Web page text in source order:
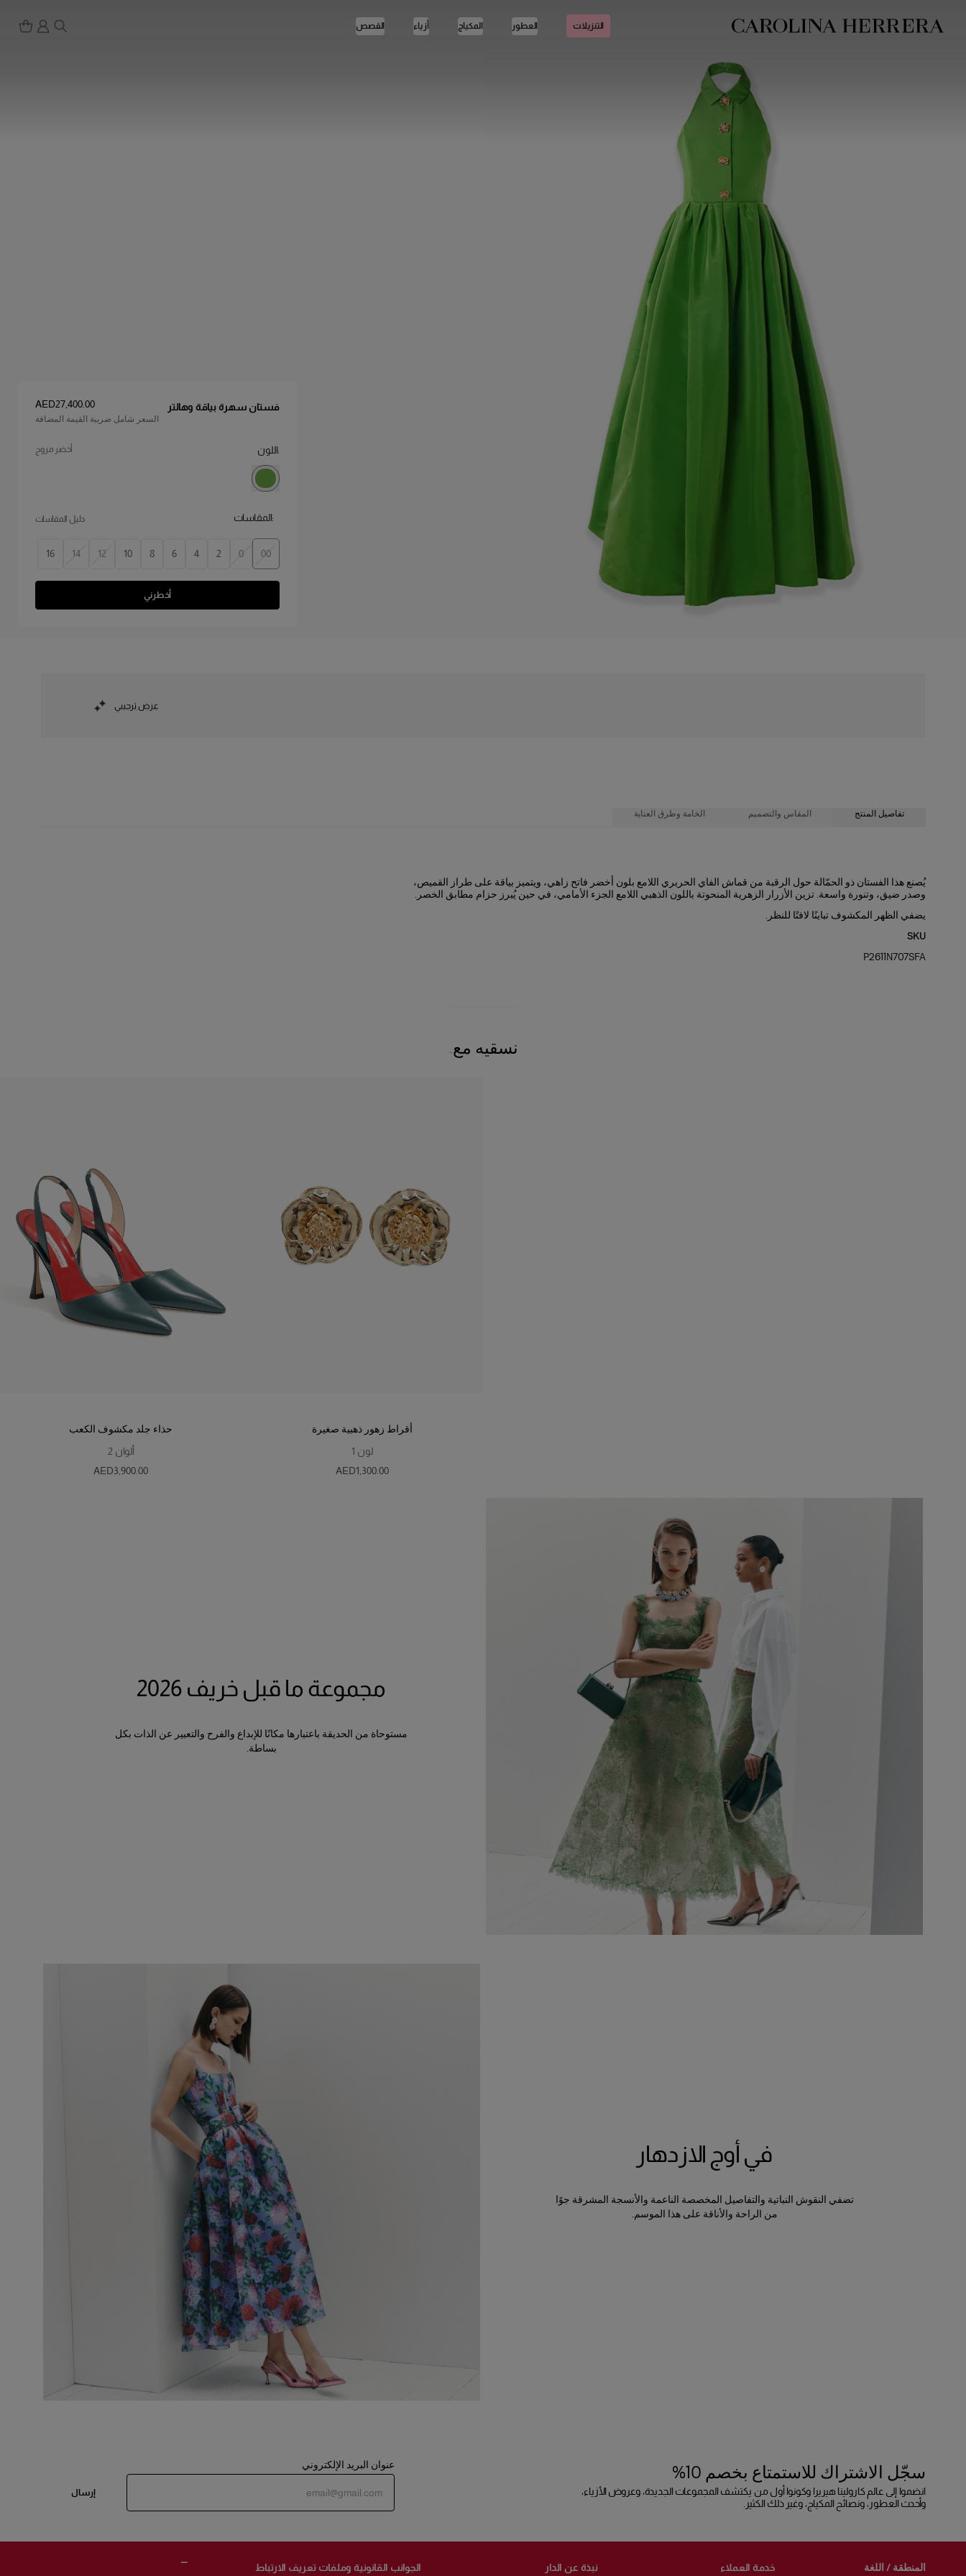
بيان إمكانية الوصول (الرابط)
التنزيلات العطور المكياج أزياء القصص
فستان سهرة بياقة وهالتر السعر:
AED‌27,400.00
السعر شامل ضريبة القيمة المضافة
:اللون أخضر مروج
:المقاسات دليل المقاسات
00
0
2
4
6
8
10
12
14
16
أخطرني
عرض ترحيبي
تفاصيل المنتج المقاس والتصميم الخامة وطرق العناية
يُصنع هذا الفستان ذو الحمّالة حول الرقبة من قماش الفاي الحريري اللامع بلون أخضر فاتح زاهي، ويتميز بياقة على طراز القميص،
وصدر ضيق، وتنورة واسعة. تزين الأزرار الزهرية المنحوتة باللون الذهبي اللامع الجزء الأمامي، في حين يُبرز حزام مطابق الخصر.
يضفي الظهر المكشوف تباينًا لافتًا للنظر.
SKU
P2611N707SFA
صدرية بقصّة ضيقة مع حافة واسعة
طول العارضة 177 سم/ 5 أقدام و9 بوصات، وترتدي المقاس الأمريكي 2
تعليمات الغسيل
تنظيف جاف فقط
نسقيه مع
حذاء جلد مكشوف الكعب
2 ألوان
AED‌3,900.00
أقراط زهور ذهبية صغيرة
1 لون
AED‌1,300.00
مجموعة ما قبل خريف 2026
مستوحاة من الحديقة باعتبارها مكانًا للإبداع والفرح والتعبير عن الذات بكل
بساطة.
في أوج الازدهار
تضفي النقوش النباتية والتفاصيل المخصصة الناعمة والأنسجة المشرقة جوًا
من الراحة والأناقة على هذا الموسم.
سجّل الاشتراك للاستمتاع بخصم 10%
انضموا إلى عالم كارولينا هيريرا وكونوا أول من يكتشف المجموعات الجديدة، وعروض الأزياء،
وأحدث العطور، ونصائح المكياج، وغير ذلك الكثير.
عنوان البريد الإلكتروني
إرسال
المنطقة / اللغة خدمة العملاء نبذة عن الدار الجوانب القانونية وملفات تعريف الارتباط